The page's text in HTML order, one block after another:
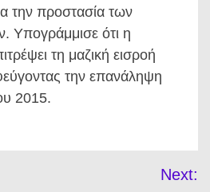
την προστασία των
Υπογράμμισε ότι η
τη μαζική εισροή
την επανάληψη
2015.
Next: